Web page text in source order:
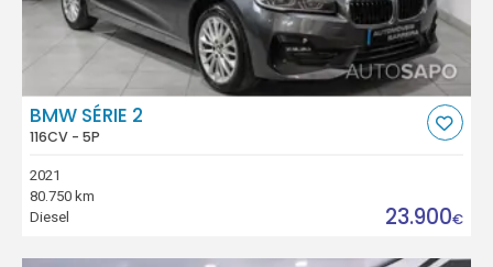
BMW SÉRIE 2
116CV - 5P
2021
80.750 km
Diesel
23.900€